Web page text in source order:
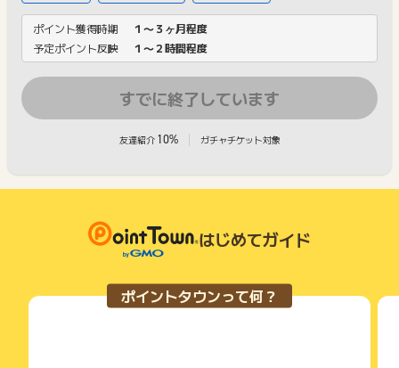
ポイント獲得時期
１〜３ヶ月程度
予定ポイント反映
１〜２時間程度
すでに終了しています
友達紹介 10% ガチャチケット対象
はじめてガイド
ポイントタウンって何？